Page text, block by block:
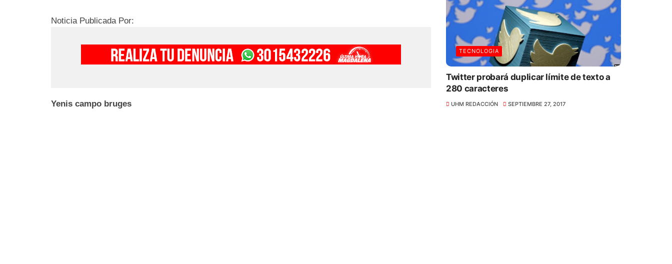
Noticia Publicada Por:
Yenis campo bruges
TECNOLOGIA
Twitter probará duplicar límite de texto a
280 caracteres
UHM REDACCIÓN SEPTIEMBRE 27, 2017